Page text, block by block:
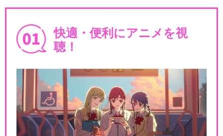
夏目友人帳 漆 第十三話(特
劇場版 夏目友人帳 ～うつせみ
に結ぶ～
快適・便利にアニメを視
聴！